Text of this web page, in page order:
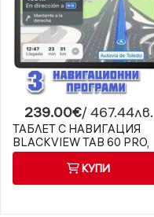
239.00€/ 467.44лв.
ТАБЛЕТ С НАВИГАЦИЯ
BLACKVIEW TAB 60 PRO,
ANDROID 14, 10 ИНЧА, 4G
КУПИ